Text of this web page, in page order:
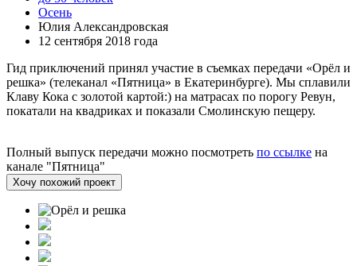
Осень
Юлия Александровская
12 сентября 2018 года
Гид приключений принял участие в съемках передачи «Орёл и
решка» (телеканал «Пятница» в Екатеринбурге). Мы сплавили
Клаву Кока с золотой картой:) на матрасах по порогу Ревун,
покатали на квадриках и показали Смолинскую пещеру.
Полный выпуск передачи можно посмотреть по ссылке на
канале "Пятница"
Хочу похожий проект